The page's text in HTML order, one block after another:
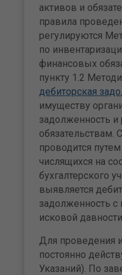
активов и
правила
регулируются
по
финансовых
пункту 1.2
дебиторская
имуществу
задолженность
обязательствам.
проводится
числящихся на
бухгалтерского
выявляется
задолженность
исковой давности.
Для проведения
постоянно
Указаний). По